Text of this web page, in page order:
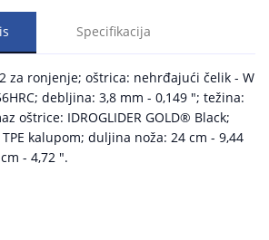
Specifikacija
2 za ronjenje; oštrica: nehrđajući čelik - W
debljina: 3,8 mm - 0,149 "; težina:
oštrice: IDROGLIDER GOLD® Black;
kalupom; duljina noža: 24 cm - 9,44
- 4,72 ".